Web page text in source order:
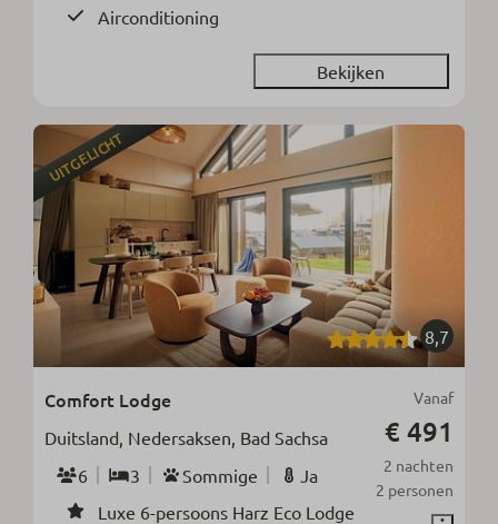
Airconditioning
Bekijken
UITGELICHT
8,7
Vanaf
€ 491
2 nachten
2 personen
Comfort Lodge
Duitsland, Nedersaksen, Bad Sachsa
6
3 Sommige
Ja
Luxe 6-persoons Harz Eco Lodge